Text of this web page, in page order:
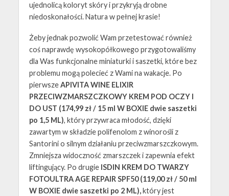
ujednolicą koloryt skóry i przykryją drobne
niedoskonałości. Natura w pełnej krasie!
Żeby jednak pozwolić Wam przetestować również
coś naprawdę wysokopółkowego przygotowaliśmy
dla Was funkcjonalne miniaturki i saszetki, które bez
problemu mogą polecieć z Wami na wakacje. Po
pierwszeAPIVITA WINE ELIXIR
PRZECIWZMARSZCZKOWY KREM POD OCZY I
DO UST (174,99 zł / 15 ml W BOXIE dwie saszetki
po 1,5 ML), który przywraca młodość, dzięki
zawartym w składzie polifenolom z winorośli z
Santorini o silnym działaniu przeciwzmarszczkowym.
Zmniejsza widoczność zmarszczek i zapewnia efekt
liftingujący. Po drugie ISDIN KREM DO TWARZY
FOTOULTRA AGE REPAIR SPF50 (119,00 zł / 50 ml
W BOXIE dwie saszetki po 2 ML),który jest